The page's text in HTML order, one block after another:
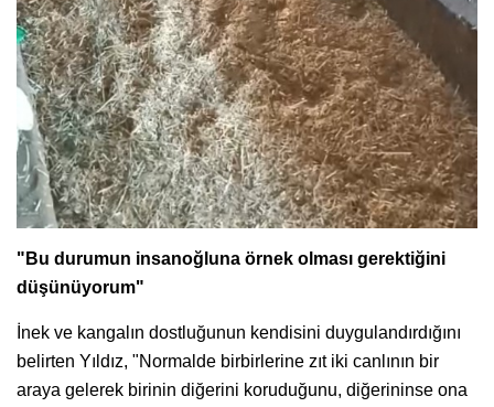
"Bu durumun insanoğluna örnek olması gerektiğini
düşünüyorum"
İnek ve kangalın dostluğunun kendisini duygulandırdığını
belirten Yıldız, "Normalde birbirlerine zıt iki canlının bir
araya gelerek birinin diğerini koruduğunu, diğerininse ona